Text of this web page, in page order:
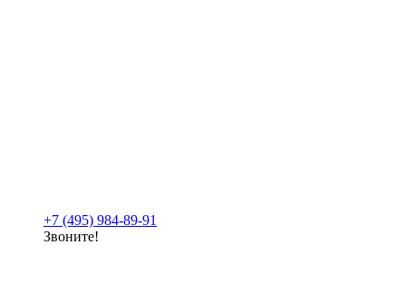
+7 (495) 984-89-91
Звоните!